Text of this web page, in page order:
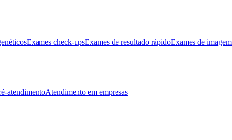
Exames check-upsExames de resultado rápidoExames de imagem
atendimentoAtendimento em empresas